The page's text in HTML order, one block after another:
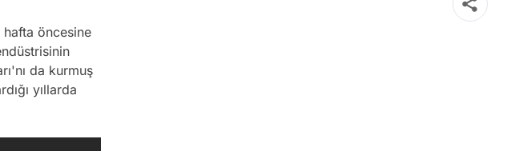
hafta öncesine
da kurmuş
yıllarda